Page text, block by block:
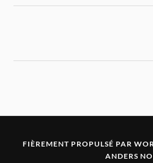
FIÈREMENT PROPULSÉ PAR
ANDERS